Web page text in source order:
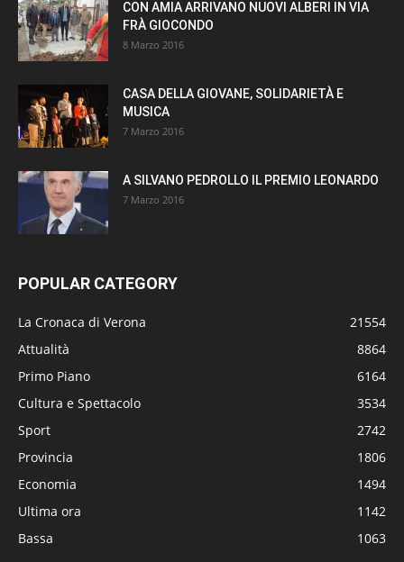
CON AMIA ARRIVANO NUOVI ALBERI IN VIA
FRÀ GIOCONDO
8 Marzo 2016
CASA DELLA GIOVANE, SOLIDARIETÀ E
MUSICA
7 Marzo 2016
A SILVANO PEDROLLO IL PREMIO LEONARDO
7 Marzo 2016
POPULAR CATEGORY
La Cronaca di Verona
21554
Attualità
8864
Primo Piano
6164
Cultura e Spettacolo
3534
Sport
2742
Provincia
1806
Economia
1494
Ultima ora
1142
Bassa
1063